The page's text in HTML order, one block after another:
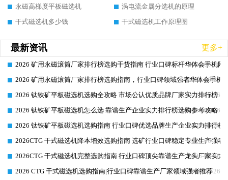
永磁高梯度平板磁选机
涡电流金属分选机的原理
干式磁选机多少钱
干式磁选机工作原理图
最新资讯 更多+
2026-06-26
2026 矿用永磁滚筒厂家排行榜选购干货指南 行业口碑标杆华体会手机网
2026-06-26
2026 矿用永磁滚筒厂家排行榜选购指南，行业口碑领域强者华体会手机
2026-06-26
2026 钛铁矿平板磁选机选购全攻略 市场公认优质品牌厂家实力排行榜
2026-06-26
2026 钛铁矿平板磁选机怎么选 靠谱生产企业实力排行榜选购参考攻略
2026-06-26
2026 钛铁矿平板磁选机选购指南 行业口碑优选品牌生产企业实力排行榜
2026-06-26
2026CTG 干式磁选机降本增效选购指南 选矿行业口碑稳定专业生产强者
2026-06-26
2026CTG 干式磁选机完整选购指南 行业口碑顶尖靠谱生产龙头厂家实力
2026-06-26
2026 CTG 干式磁选机选购指南|行业口碑靠谱生产厂家领域强者推荐